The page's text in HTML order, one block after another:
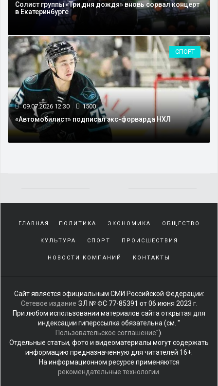
Солист группы «Три дня дождя» вновь сорвал концерт
в Екатеринбурге
СПОРТ
09.07.2026 12:30 1500
«Автомобилист» подписал экс-форварда НХЛ
sürekli
beraber
geçirerek
izle
kadar
yakın
olan
arkadaşına
misafir
olarak
kalmaya
gelen
ГЛАВНАЯ ПОЛИТИКА ЭКОНОМИКА ОБЩЕСТВО
КУЛЬТУРА СПОРТ ПРОИСШЕСТВИЯ
НОВОСТИ КОМПАНИЙ КОНТАКТЫ
Сайт является официальным СМИ Российской Федерации:
Сетевое издание ЭЛ № ФС 77-85391 от 06 июня 2023 г.
При любом использовании материалов сайта открытая для
индексации гиперссылка обязательна (см. "
Пользовательское соглашение").
Отдельные статьи, фото и видеоматериалы могут содержать
информацию предназначенную для читателей 16+.
На информационном ресурсе применяются
рекомендательные технологии.